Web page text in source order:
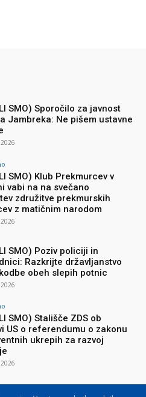
SMO) Sporočilo za javnost
Jambreka: Ne pišem ustavne
SMO) Klub Prekmurcev v
vabi na na svečano
združitve prekmurskih
z matičnim narodom
SMO) Poziv policiji in
Razkrijte državljanstvo
obeh slepih potnic
SMO) Stališče ZDS ob
US o referendumu o zakonu
ukrepih za razvoj